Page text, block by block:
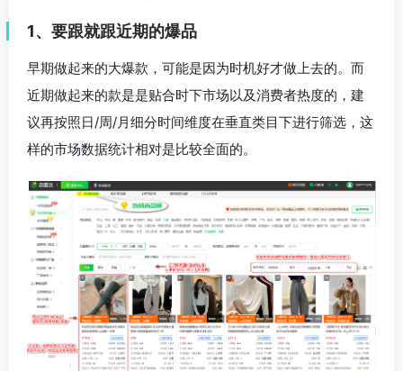
1、要跟就跟近期的爆品
早期做起来的大爆款，可能是因为时机好才做上去的。而
近期做起来的款是是贴合时下市场以及消费者热度的，建
议再按照日/周/月细分时间维度在垂直类目下进行筛选，这
样的市场数据统计相对是比较全面的。